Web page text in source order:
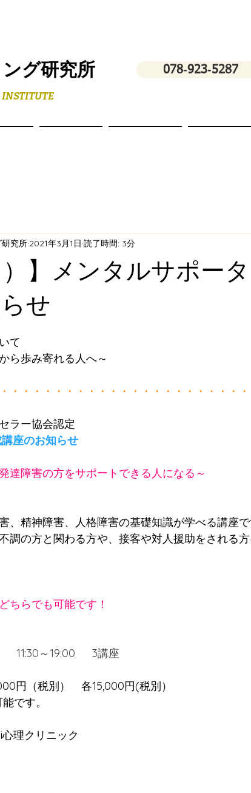
グ研究所 078‐923‐5287
INSTITUTE
）】メンタルサポー
せ
究所 2021年3月1日 読了時間: 3分
て
ら歩み寄れる人へ～
・・・・・・・・・・・・・・・・・・・・・
ラー協会認定
座のお知らせ
達障害の方をサポートできる人になる～
、精神障害、人格障害の基礎知識が学べる講座で
調の方と関わる方や、接客や対人援助をされる
ちらでも可能です！
　11:30～19:00  　3講座
円（税別）　各15,000円(税別）
です。
理クリニック